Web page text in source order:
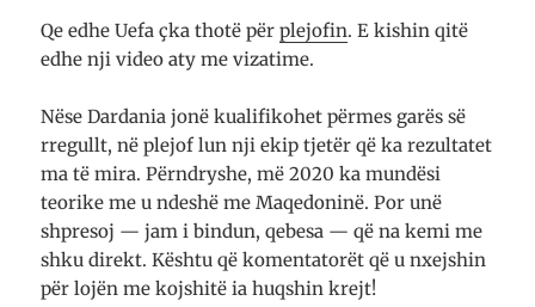
Qe edhe Uefa çka thotë përplejofin. E kishin qitë
edhe nji video aty me vizatime.
Nëse Dardania jonë kualifikohet përmes garës së
rregullt, në plejof lun nji ekip tjetër që ka rezul­tatet
ma të mira. Për­ndryshe, më 2020 ka mundësi
teorike me u ndeshë me Maqe­doninë. Por unë
shpresoj — jam i bindun, qebesa — që na kemi me
shku direkt. Kështu që komen­tatorët që u nxejshin
për lojën me kojshitë ia huqshin krejt!